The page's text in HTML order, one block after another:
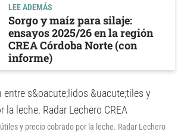
LEE ADEMÁS
Sorgo y maíz para silaje:
ensayos 2025/26 en la región
CREA Córdoba Norte (con
informe)
y precio cobrado por la leche. Radar Lechero